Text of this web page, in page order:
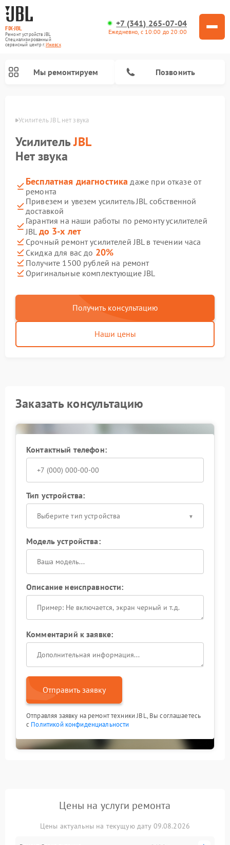
FIX-JBL
Ремонт устройств JBL
Специализированный
cервисный центр г.Ижевск
+7 (341) 265-07-04
Ежедневно, с 10:00 до 20:00
Мы ремонтируем Позвонить
Усилитель JBL нет звука
УсилительJBL
Нет звука
Бесплатная диагностика даже при отказе от
ремонта
Привезем и увезем усилитель JBL собственной
доставкой
Гарантия на наши работы по ремонту усилителей
JBL до 3-х лет
Срочный ремонт усилителей JBL в течении часа
Скидка для вас до 20%
Получите 1500 рублей на ремонт
Оригинальные комплектующие JBL
Получить консультацию
Наши цены
Заказать консультацию
Контактный телефон:
Тип устройства:
Выберите тип устройства
Модель устройства:
Описание неисправности:
Комментарий к заявке:
Отправить заявку
Отправляя заявку на ремонт техники JBL, Вы соглашаетесь
с Политикой конфиденциальности
Цены на услуги ремонта
Цены актуальны на текущую дату 09.08.2026